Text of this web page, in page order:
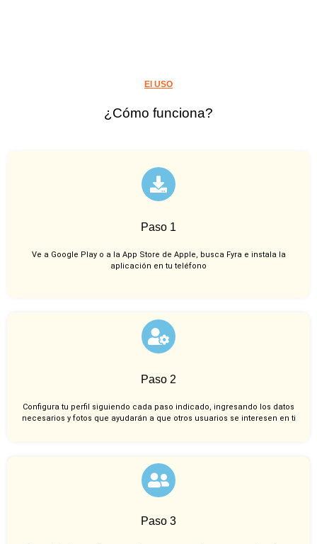
El USO
¿Cómo funciona?
Paso 1
Ve a Google Play o a la App Store de Apple, busca Fyra e instala la
aplicación en tu teléfono
Paso 2
Configura tu perfil siguiendo cada paso indicado, ingresando los datos
necesarios y fotos que ayudarán a que otros usuarios se interesen en ti
Paso 3